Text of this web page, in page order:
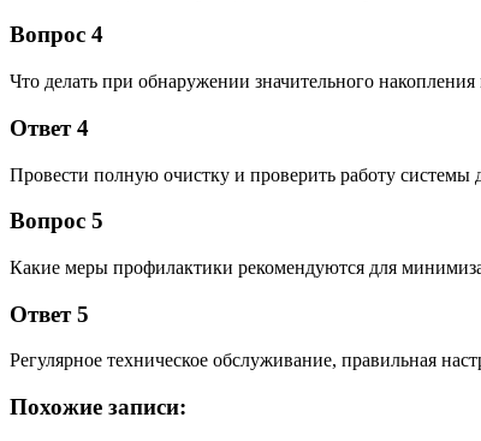
Вопрос 4
Что делать при обнаружении значительного
Ответ 4
Провести полную очистку и проверить работу системы
Вопрос 5
Какие меры профилактики рекомендуются для
Ответ 5
Регулярное техническое обслуживание, правильная
Похожие записи: